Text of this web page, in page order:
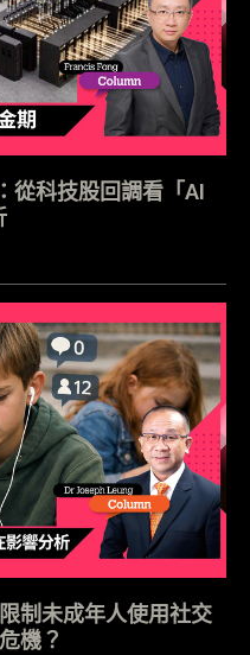
從科技股回調看「AI
制未成年人使用社交
機？